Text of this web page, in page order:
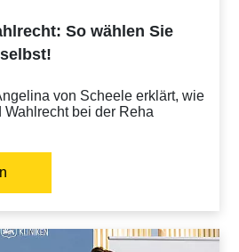
So wählen Sie
von Scheele erklärt, wie
Wahlrecht bei der Reha